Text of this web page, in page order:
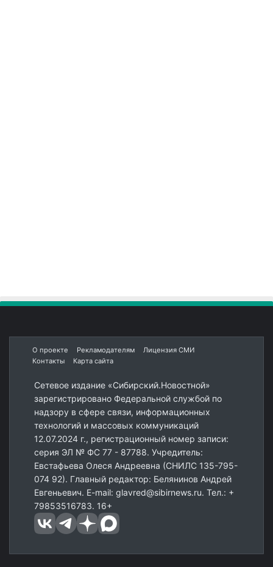
О проекте Рекламодателям
Лицензия СМИ
Контакты
Карта сайта
Сетевое издание «Сибирский.Новостной»
зарегистрировано Федеральной службой по
надзору в сфере связи, информационных
технологий и массовых коммуникаций
12.07.2024 г., регистрационный номер записи:
серия ЭЛ № ФС 77 - 87788. Учредитель:
Евстафьева Олеся Андреевна (СНИЛС 135-795-
074 92). Главный редактор: Белянинов Андрей
Евгеньевич. E-mail: glavred@sibirnews.ru. Тел.: +
79853516783. 16+